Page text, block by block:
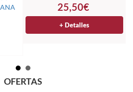
25,50€
+ Detalles
OFERTAS